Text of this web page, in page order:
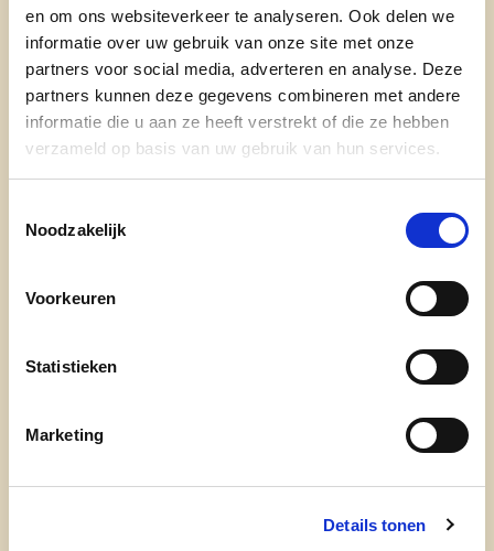
en om ons websiteverkeer te analyseren. Ook delen we
informatie over uw gebruik van onze site met onze
partners voor social media, adverteren en analyse. Deze
partners kunnen deze gegevens combineren met andere
informatie die u aan ze heeft verstrekt of die ze hebben
verzameld op basis van uw gebruik van hun services.
Noodzakelijk
Voorkeuren
Statistieken
Marketing
Details tonen
lees meer
BEGRAAFPLAATS
STERREKIND
STERRETJESWEIDE
onze partij